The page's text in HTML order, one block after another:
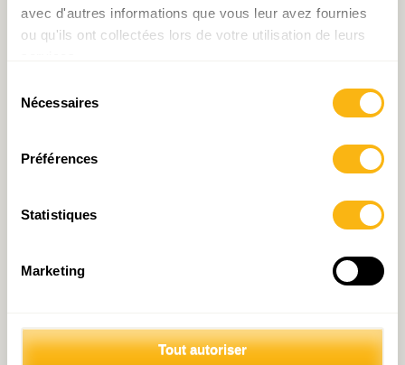
avec d'autres informations que vous leur avez fournies
ou qu'ils ont collectées lors de votre utilisation de leurs
Nécessaires
Préférences
Statistiques
Marketing
Tout autoriser
Étude IDEA : Une vision
territoriale pour le
Entwécklung vum Land
Document de travail N°22
: Rétrospective
De l’avenir du prix et de la
Document de travail N°20
Logement